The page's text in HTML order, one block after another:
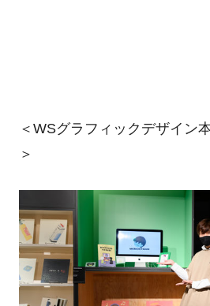
＜WSグラフィックデザイ
＞